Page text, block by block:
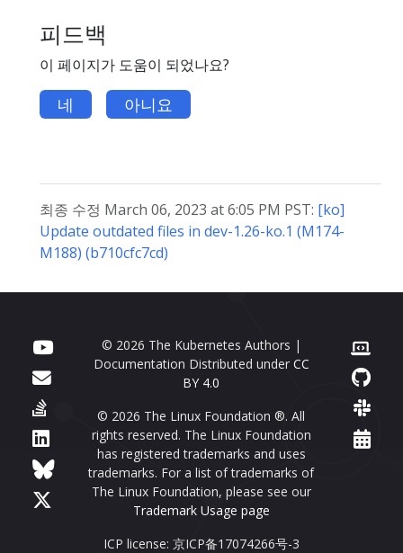
피드백
이 페이지가 도움이 되었나요?
네 아니요
최종 수정 March 06, 2023 at 6:05 PM PST: [ko]
Update outdated files in dev-1.26-ko.1 (M174-
M188) (b710cfc7cd)
© 2026 The Kubernetes Authors |
Documentation Distributed under CC
BY 4.0
© 2026 The Linux Foundation ®. All
rights reserved. The Linux Foundation
has registered trademarks and uses
trademarks. For a list of trademarks of
The Linux Foundation, please see our
Trademark Usage page
ICP license: 京ICP备17074266号-3